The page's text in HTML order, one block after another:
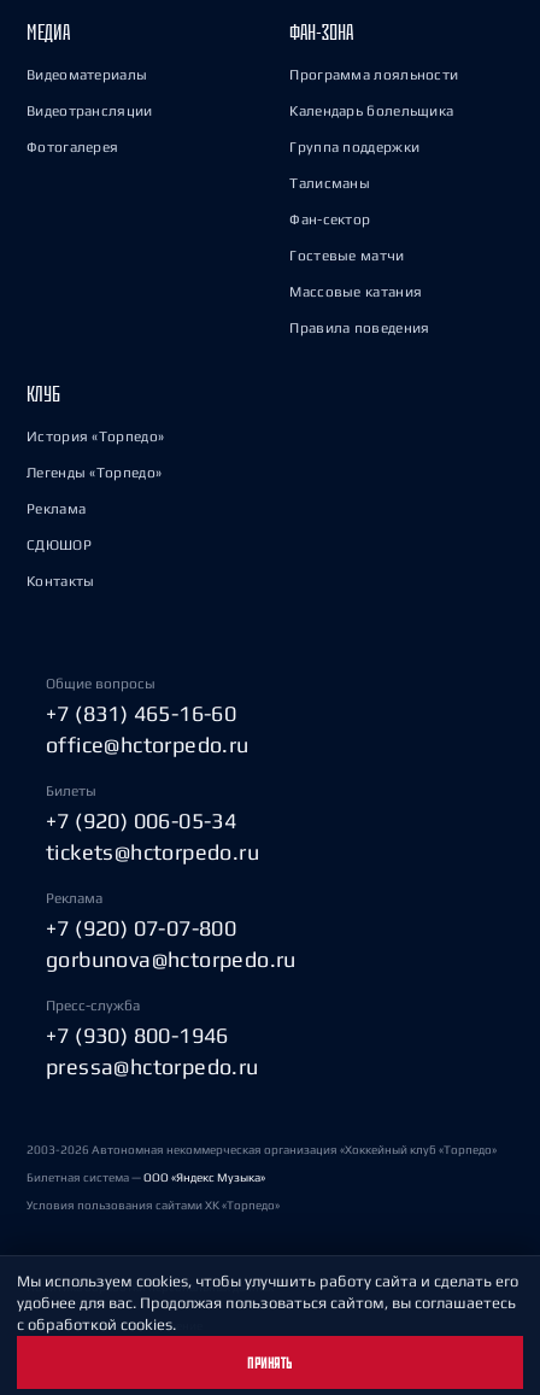
МЕДИА
Видеоматериалы
Видеотрансляции
Фотогалерея
ФАН-ЗОНА
Программа лояльности
Календарь болельщика
Группа поддержки
Талисманы
Фан-сектор
Гостевые матчи
Массовые катания
Правила поведения
КЛУБ
История «Торпедо»
Легенды «Торпедо»
Реклама
СДЮШОР
Контакты
Общие вопросы
+7 (831) 465-16-60
office@hctorpedo.ru
Билеты
+7 (920) 006-05-34
tickets@hctorpedo.ru
Реклама
+7 (920) 07-07-800
gorbunova@hctorpedo.ru
Пресс-служба
+7 (930) 800-1946
pressa@hctorpedo.ru
2003-2026 Автономная некоммерческая организация «Хоккейный клуб «Торпедо»
Билетная система —ООО «Яндекс Музыка»
Условия пользования сайтами ХК «Торпедо»
Политика обработки персональных данных
Пользовательское соглашение
Мы используем cookies, чтобы улучшить работу сайта и сделать его
удобнее для вас. Продолжая пользоваться сайтом, вы соглашаетесь
с обработкой cookies.
ПРИНЯТЬ